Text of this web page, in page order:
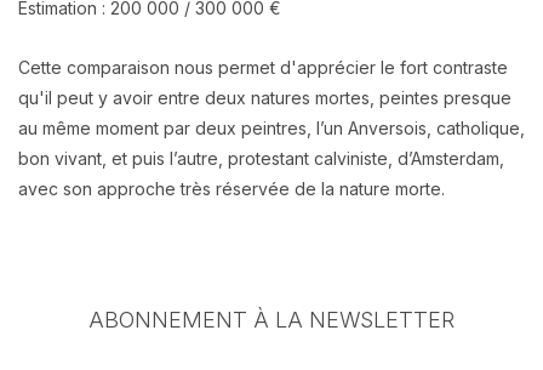
Estimation : 200 000 / 300 000 €
Cette comparaison nous permet d'apprécier le fort contraste
qu'il peut y avoir entre deux natures mortes, peintes presque
au même moment par deux peintres, l’un Anversois, catholique,
bon vivant, et puis l’autre, protestant calviniste, d’Amsterdam,
avec son approche très réservée de la nature morte.
ABONNEMENT À LA NEWSLETTER